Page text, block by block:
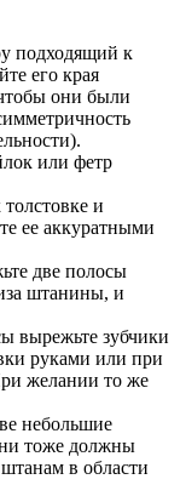
подходящий к
его края
они были
или фетр
и
ее аккуратными
две полосы
штанины, и
вырежьте зубчики
руками или при
желании то же
небольшие
тоже должны
в области